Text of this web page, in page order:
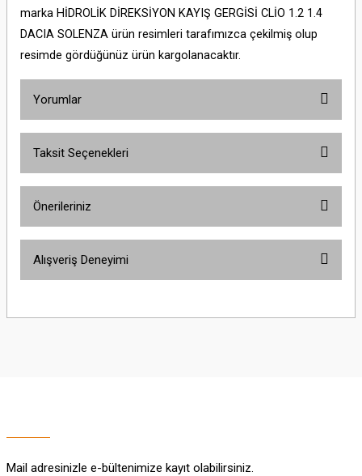
marka HİDROLİK DİREKSİYON KAYIŞ GERGİSİ CLİO 1.2 1.4
DACIA SOLENZA ürün resimleri tarafımızca çekilmiş olup
resimde gördüğünüz ürün kargolanacaktır.
Yorumlar
Taksit Seçenekleri
Önerileriniz
yetersiz gördüğünüz noktaları öneri formunu kullanarak tarafımıza
Alışveriş Deneyimi
Mail adresinizle e-bültenimize kayıt olabilirsiniz.